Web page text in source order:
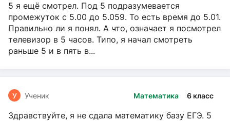
5 я ещё смотрел. Под 5 подразумевается
промежуток с 5.00 до 5.059. То есть время до 5.01.
Правильно ли я понял. А что, означает я посмотрел
телевизор в 5 часов. Типо, я начал смотреть
раньше 5 и в пять в...
Математика 6 класс
У Ученик
Здравствуйте, я не сдала математику базу ЕГЭ. 5